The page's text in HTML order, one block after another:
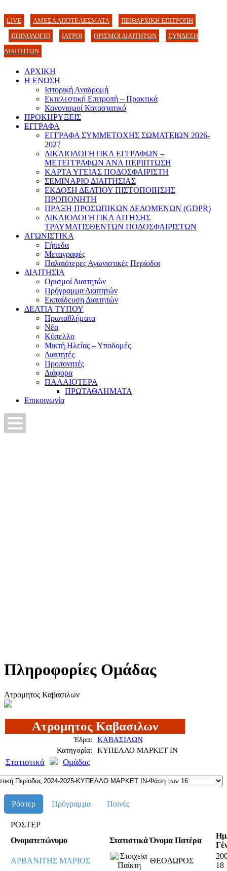
LIVE ΑΜΕΣΑ ΑΠΟΤΕΛΕΣΜΑΤΑ
ΠΕΙΘΑΡΧΙΚΗ ΕΠΙΤΡΟΠΗ
ΠΟΙΝΟΛΟΓΙΟ
ΙΑΤΡΟΙ ΟΡΙΣΜΟΙ ΔΙΑΙΤΗΤΩΝ
ΣΥΝΔΕΣΗ
ΔΙΑΙΤΗΤΩΝ
ΑΡΧΙΚΗ
Η ΕΝΩΣΗ
Ιστορική Αναδρομή
Εκτελεστική Επιτροπή – Πρακτικά
Κανονισμοί Καταστατικό
ΠΡΟΚΗΡΥΞΕΙΣ
ΕΓΓΡΑΦΑ
ΕΓΓΡΑΦΑ ΣΥΜΜΕΤΟΧΗΣ ΣΩΜΑΤΕΙΩΝ 2026-
2027
ΔΙΚΑΙΟΛΟΓΗΤΙΚΑ ΕΓΓΡΑΦΩΝ –
ΜΕΤΕΓΓΡΑΦΩΝ ΑΝΑ ΠΕΡΙΠΤΩΣΗ
ΚΑΡΤΑ ΥΓΕΙΑΣ ΠΟΔΟΣΦΑΙΡΙΣΤΗ
ΣΕΜΙΝΑΡΙΟ ΔΙΑΙΤΗΣΙΑΣ
ΕΚΔΟΣΗ ΔΕΛΤΙΟΥ ΠΙΣΤΟΠΟΙΗΣΗΣ
ΠΡΟΠΟΝΗΤΗ
ΠΡΑΞΗ ΠΡΟΣΩΠΙΚΩΝ ΔΕΔΟΜΕΝΩΝ (GDPR)
ΔΙΚΑΙΟΛΟΓΗΤΙΚΑ ΑΙΤΗΣΗΣ
ΤΡΑΥΜΑΤΙΣΘΕΝΤΩΝ ΠΟΔΟΣΦΑΙΡΙΣΤΩΝ
ΑΓΩΝΙΣΤΙΚΑ
Γήπεδα
Μεταγραφές
Παλαιότερες Αγωνιστικές Περίοδοι
ΔΙΑΙΤΗΣΙΑ
Ορισμοί Διαιτητών
Πρόγραμμα Διαιτητών
Εκπαίδευση Διαιτητών
ΔΕΛΤΙΑ ΤΥΠΟΥ
Πρωταθλήματα
Νέα
Κύπελλο
Μικτή Ηλείας – Υποδομές
Διαιτητές
Προπονητές
Διάφορα
ΠΑΛΑΙΟΤΕΡΑ
ΠΡΩΤΑΘΛΗΜΑΤΑ
Επικοινωνία
Πληροφορίες Ομάδας
Ατρομητος Καβασιλων
Ατρομητος Καβασιλων
Έδρα:
ΚΑΒΑΣΙΛΩΝ
Κατηγορία:
ΚΥΠΕΛΛΟ ΜΑΡΚΕΤ ΙΝ
Στατιστικά Ομάδας
Ρόστερ Πρόγραμμα Ποινές
ΡΟΣΤΕΡ
Ονοματεπώνυμο
Στατιστικά Όνομα Πατέρα
ΑΡΒΑΝΙΤΗΣ ΜΑΡΙΟΣ
ΘΕΟΔΩΡΟΣ
18